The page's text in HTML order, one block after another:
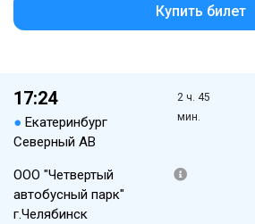
Купить билет
17:24
● Екатеринбург
Северный АВ
2 ч. 45
мин.
ООО "Четвертый
автобусный парк"
г.Челябинск